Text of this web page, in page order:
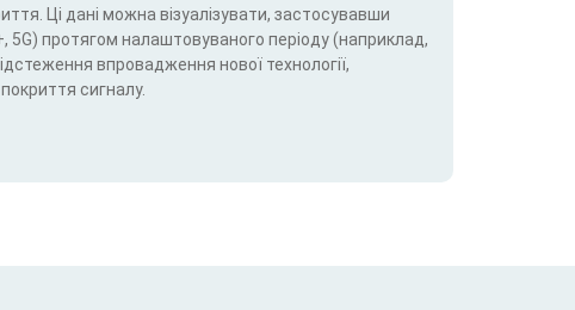
Ці дані можна візуалізувати, застосувавши
5G) протягом налаштовуваного періоду (наприклад,
впровадження нової технології,
сигналу.